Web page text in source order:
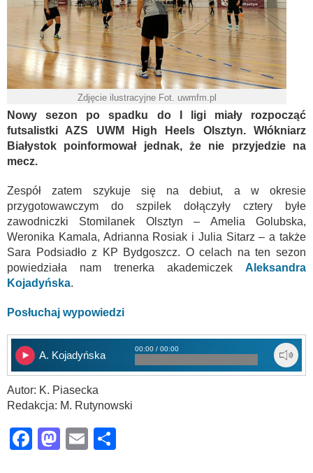
Zdjęcie ilustracyjne Fot. uwmfm.pl
Nowy sezon po spadku do I ligi miały rozpocząć
futsalistki AZS UWM High Heels Olsztyn. Włókniarz
Białystok poinformował jednak, że nie przyjedzie na
mecz.
Zespół zatem szykuje się na debiut, a w okresie
przygotowawczym do szpilek dołączyły cztery byłe
zawodniczki Stomilanek Olsztyn – Amelia Golubska,
Weronika Kamala, Adrianna Rosiak i Julia Sitarz – a także
Sara Podsiadło z KP Bydgoszcz. O celach na ten sezon
powiedziała nam trenerka akademiczek Aleksandra
Kojadyńska.
Posłuchaj wypowiedzi
A. Kojadyńska
00:00 / 00:00
Autor: K. Piasecka
Redakcja: M. Rutynowski
Facebook
Mastodon
Email